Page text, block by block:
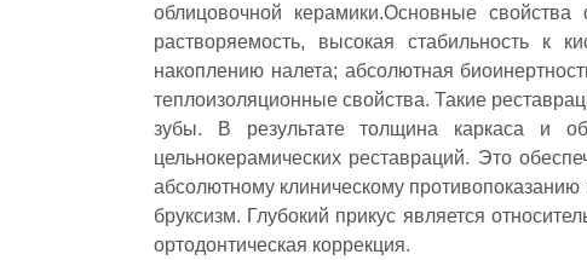
облицовочной керамики.Основные свойства
растворяемость, высокая стабильность к
накоплению налета; абсолютная
теплоизоляционные свойства. Такие
зубы. В результате толщина каркаса и
цельнокерамических реставраций. Это
абсолютному клиническому
бруксизм. Глубокий прикус является
ортодонтическая коррекция.